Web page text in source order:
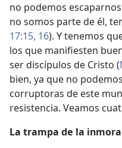
no podemos
no somos parte de él,
17:15, 16). Y tenemos
los que manifiesten
ser discípulos de Cristo (
bien, ya que no
corruptoras de este
resistencia. Veamos
La trampa de la